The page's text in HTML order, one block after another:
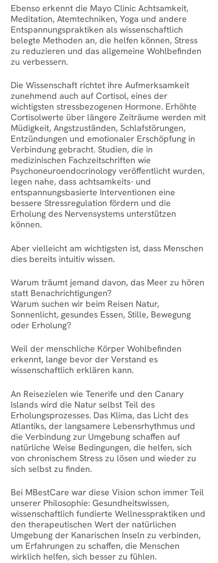
Ebenso erkennt die Mayo Clinic Achtsamkeit,
Meditation, Atemtechniken, Yoga und andere
Entspannungspraktiken als wissenschaftlich
belegte Methoden an, die helfen können, Stress
zu reduzieren und das allgemeine Wohlbefinden
zu verbessern.
Die Wissenschaft richtet ihre Aufmerksamkeit
zunehmend auch auf Cortisol, eines der
wichtigsten stressbezogenen Hormone. Erhöhte
Cortisolwerte über längere Zeiträume werden mit
Müdigkeit, Angstzuständen, Schlafstörungen,
Entzündungen und emotionaler Erschöpfung in
Verbindung gebracht. Studien, die in
medizinischen Fachzeitschriften wie
Psychoneuroendocrinology veröffentlicht wurden,
legen nahe, dass achtsamkeits- und
entspannungsbasierte Interventionen eine
bessere Stressregulation fördern und die
Erholung des Nervensystems unterstützen
können.
Aber vielleicht am wichtigsten ist, dass Menschen
dies bereits intuitiv wissen.
Warum träumt jemand davon, das Meer zu hören
statt Benachrichtigungen?
Warum suchen wir beim Reisen Natur,
Sonnenlicht, gesundes Essen, Stille, Bewegung
oder Erholung?
Weil der menschliche Körper Wohlbefinden
erkennt, lange bevor der Verstand es
wissenschaftlich erklären kann.
An Reisezielen wie Tenerife und den Canary
Islands wird die Natur selbst Teil des
Erholungsprozesses. Das Klima, das Licht des
Atlantiks, der langsamere Lebensrhythmus und
die Verbindung zur Umgebung schaffen auf
natürliche Weise Bedingungen, die helfen, sich
von chronischem Stress zu lösen und wieder zu
sich selbst zu finden.
Bei MBestCare war diese Vision schon immer Teil
unserer Philosophie: Gesundheitswissen,
wissenschaftlich fundierte Wellnesspraktiken und
den therapeutischen Wert der natürlichen
Umgebung der Kanarischen Inseln zu verbinden,
um Erfahrungen zu schaffen, die Menschen
wirklich helfen, sich besser zu fühlen.